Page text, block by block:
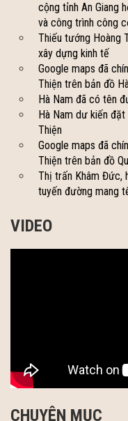
cộng tỉnh An Giang
và công trình công
Thiếu tướng Hoàng
xây dựng kinh tế
Google maps đã
Thiện trên bản đồ
Hà Nam đã có tên
Hà Nam dư kiến
Thiện
Google maps đã
Thiện trên bản đồ
Thị trấn Khâm Đức,
tuyến đường mang
VIDEO
CHUYÊN MỤC